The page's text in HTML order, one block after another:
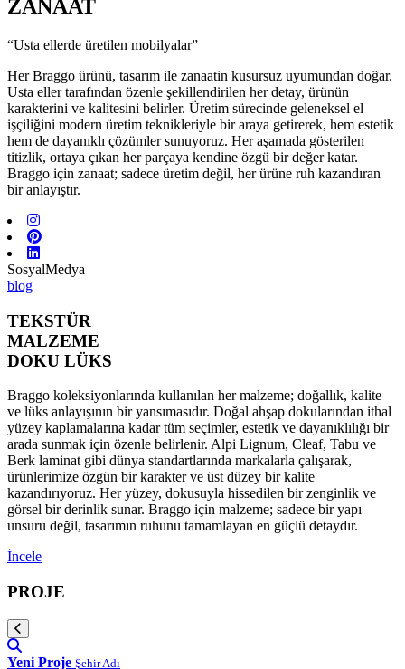
ZANAAT
“Usta ellerde üretilen mobilyalar”
Her Braggo ürünü, tasarım ile zanaatin kusursuz uyumundan doğar.
Usta eller tarafından özenle şekillendirilen her detay, ürünün
karakterini ve kalitesini belirler. Üretim sürecinde geleneksel el
işçiliğini modern üretim teknikleriyle bir araya getirerek, hem estetik
hem de dayanıklı çözümler sunuyoruz. Her aşamada gösterilen
titizlik, ortaya çıkan her parçaya kendine özgü bir değer katar.
Braggo için zanaat; sadece üretim değil, her ürüne ruh kazandıran
bir anlayıştır.
SosyalMedya
blog
TEKSTÜR
MALZEME
DOKU LÜKS
Braggo koleksiyonlarında kullanılan her malzeme; doğallık, kalite
ve lüks anlayışının bir yansımasıdır. Doğal ahşap dokularından ithal
yüzey kaplamalarına kadar tüm seçimler, estetik ve dayanıklılığı bir
arada sunmak için özenle belirlenir. Alpi Lignum, Cleaf, Tabu ve
Berk laminat gibi dünya standartlarında markalarla çalışarak,
ürünlerimize özgün bir karakter ve üst düzey bir kalite
kazandırıyoruz. Her yüzey, dokusuyla hissedilen bir zenginlik ve
görsel bir derinlik sunar. Braggo için malzeme; sadece bir yapı
unsuru değil, tasarımın ruhunu tamamlayan en güçlü detaydır.
İncele
PROJE
Yeni Proje Şehir Adı